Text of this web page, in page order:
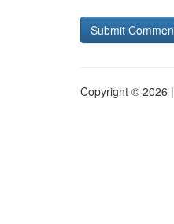
Copyright © 2026 |